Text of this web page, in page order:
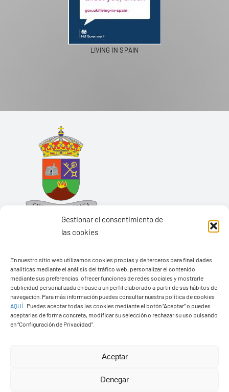
Gestionar el consentimiento de
las cookies
En nuestro sitio web utilizamos cookies propias y de terceros para finalidades
analíticas mediante el análisis del tráfico web, personalizar el contenido
mediante sus preferencias, ofrecer funciones de redes sociales y mostrarle
publicidad personalizada en base a un perfil elaborado a partir de sus hábitos de
navegación. Para más información puedes consultar nuestra política de cookies
AQUÍ
Puedes aceptar todas las cookies mediante el botón “Aceptar” o puedes
aceptarlas de forma concreta, modificar su selección o rechazar su uso pulsando
en “Configuración de Privacidad”.
Aceptar
Denegar
LIVING IN SPAIN
Ayuntamiento de Yaiza
Pza. de Los Remedios, 1
35570 – Yaiza
Tel:928 83 62 20
© Copyright2026 Ayuntamiento de Yaiza - Todos los